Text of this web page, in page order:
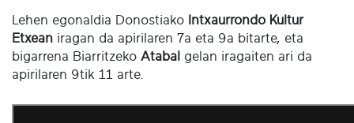
Lehen egonaldia Donostiako Intxaurrondo Kultur
Etxean iragan da apirilaren 7a eta 9a bitarte, eta
bigarrena Biarritzeko Atabal gelan iragaiten ari da
apirilaren 9tik 11 arte.